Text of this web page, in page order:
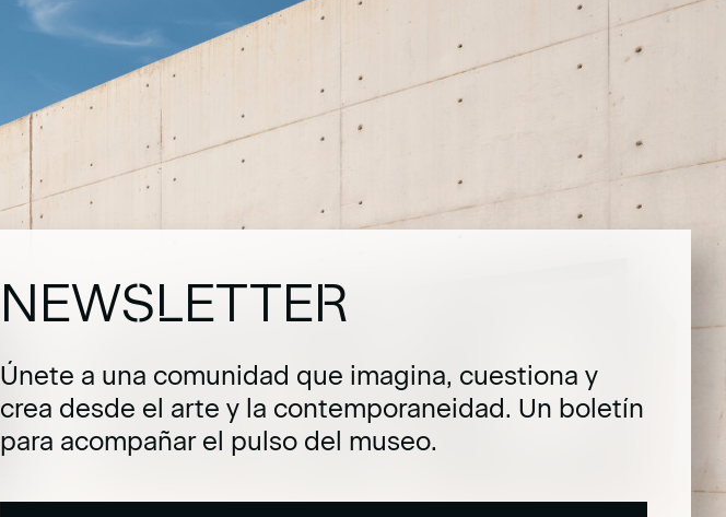
NEWSLETTER
Únete a una comunidad que imagina, cuestiona y
crea desde el arte y la contemporaneidad. Un boletín
para acompañar el pulso del museo.